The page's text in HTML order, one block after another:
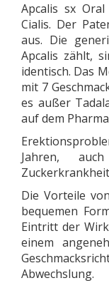
Apcalis sx
Cialis. Der
aus. Die
Apcalis zählt,
identisch. Das
mit 7
es außer
auf dem
Jahren,
Die Vorteile
bequemen
Eintritt der
einem
Abwechslung.